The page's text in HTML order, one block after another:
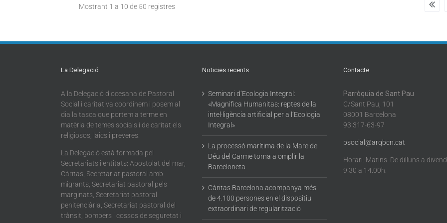
Mostrant 1 a 10 de 50 registres
La Delegació
A la Delegació diocesana de Pastoral
Social i caritativa coordinem i posem al
dia la tasca que portem a terme en
matèria de temes socials i de caritat els
religiosos, laics i preveres.
La Delegació està formada pel
Secretariats i entitats: Apostolat del mar,
Càritas, Secretariat pastoral amb
migrants, Secretariat pastoral pels
marginats, Secretariat pastoral
penitenciària, Secretariat pastoral del
trànsit, bombers i cossos de seguretat i
Noticies recents
Seminari d’Ecologia Integral:
«Magnifica Humanitas: reptes de la
intel·ligència artificial per a l’Ecologia
Integral»
La processó marítima de la Mare de
Déu del Carme torna a omplir la
Barceloneta
Càritas Barcelona acompanya més
de 4.100 persones en el dispositiu
extraordinari de regularització
Contacte
Parròquia de Sant Pau
C/Sant Pau, 101
08001 Barcelona
93 317-63-97
psocial@arqbcn.cat
Horari: Matins: De dilluns a
9.30 a 14.00h.